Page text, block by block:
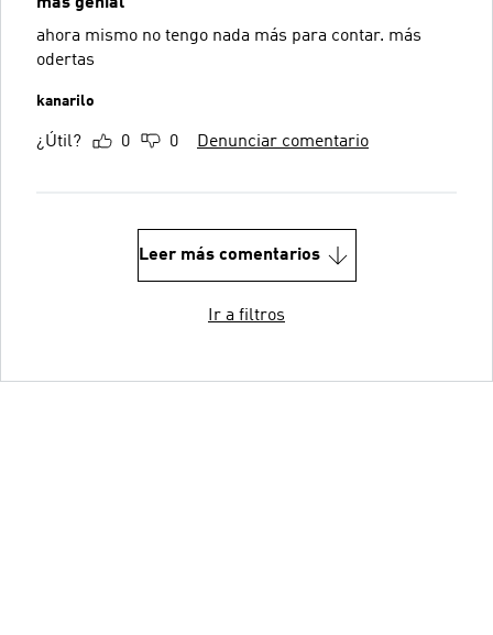
ahora mismo no tengo nada más para contar. más
odertas
kanarilo
¿Útil? 0 0 Denunciar comentario
Leer más comentarios
Ir a filtros